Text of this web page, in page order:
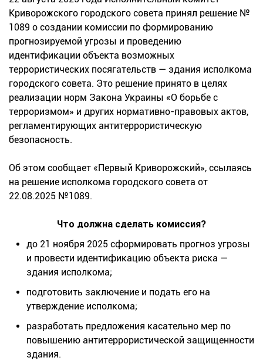
Криворожского городского совета принял решение №
1089 о создании комиссии по формированию
прогнозируемой угрозы и проведению
идентификации объекта возможных
террористических посягательств — здания исполкома
городского совета. Это решение принято в целях
реализации норм Закона Украины «О борьбе с
терроризмом» и других нормативно-правовых актов,
регламентирующих антитеррористическую
безопасность.
Об этом сообщает «Первый Криворожский», ссылаясь
на решение исполкома городского совета от
22.08.2025 №1089.
Что должна сделать комиссия?
до 21 ноября 2025 сформировать прогноз угрозы
и провести идентификацию объекта риска —
здания исполкома;
подготовить заключение и подать его на
утверждение исполкома;
разработать предложения касательно мер по
повышению антитеррористической защищенности
здания.